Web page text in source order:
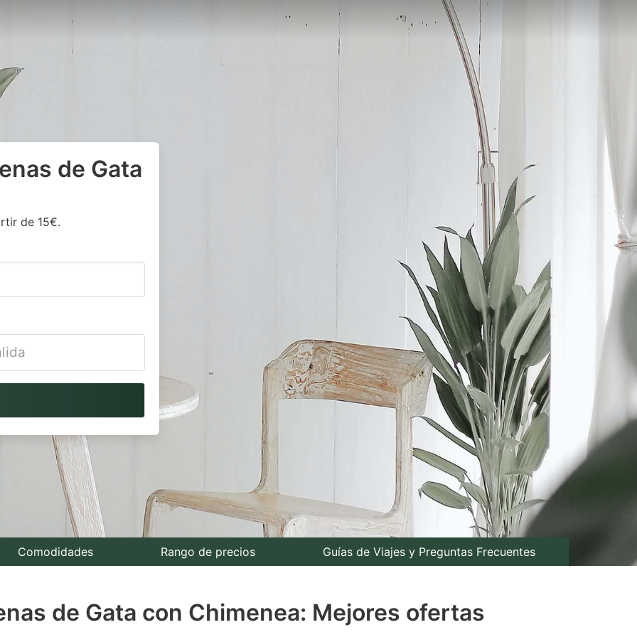
de Gata
de 15€.
Comodidades Rango de precios Guías de Viajes y Preguntas Frecuentes
de Gata con Chimenea: Mejores ofertas